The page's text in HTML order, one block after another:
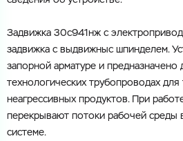
Cоглашаюсь на обработку
ГОТОВО
Задвижка 30с941нж с
задвижка с выдвижныс шпинделем.
запорной арматуре и предназначено
технологических трубопроводах для
неагрессивных продуктов. При
перекрывают потоки рабочей среды
системе.